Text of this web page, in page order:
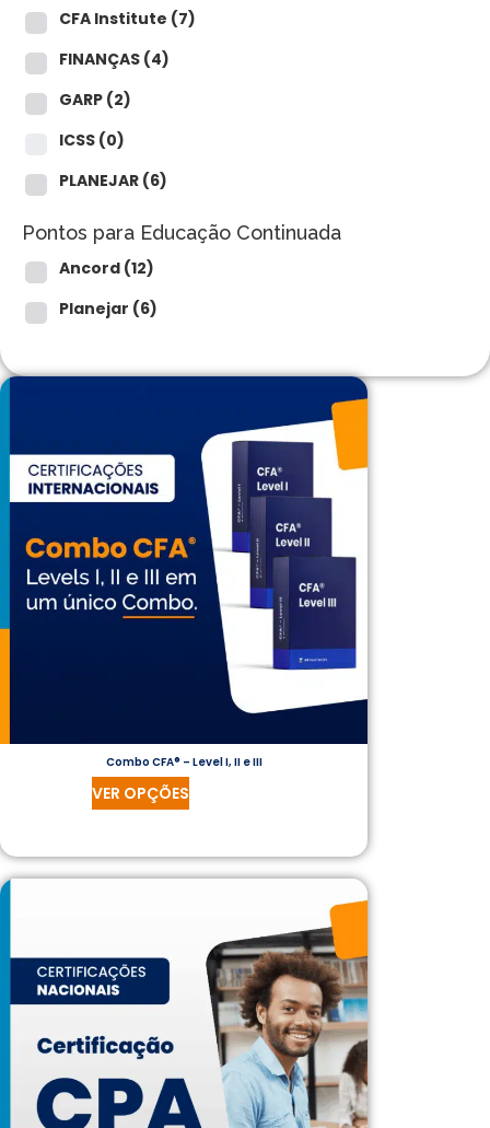
CFA Institute (7)
FINANÇAS (4)
GARP (2)
ICSS (0)
PLANEJAR (6)
Pontos para Educação Continuada
Ancord (12)
Planejar (6)
Combo CFA® – Level I, II e III
VER OPÇÕES